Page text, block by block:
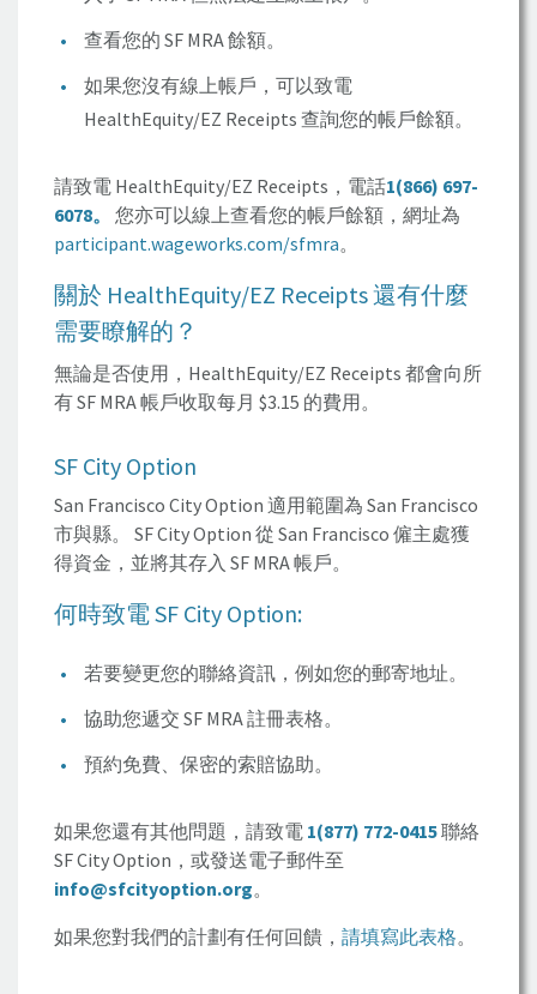
查看您的 SF MRA 餘額。
如果您沒有線上帳戶，可以致電
HealthEquity/EZ Receipts 查詢您的帳戶餘額。
請致電 HealthEquity/EZ Receipts，電話1(866) 697-
6078。
您亦可以線上查看您的帳戶餘額，網址為
participant.wageworks.com/sfmra。
關於 HealthEquity/EZ Receipts還有什麼
需要瞭解的？
無論是否使用， HealthEquity/EZ Receipts 都會向所
有 SF MRA 帳戶收取每月 $3.15 的費用。
SF City Option
San Francisco City Option 適用範圍為 San Francisco
市與縣。 SF City Option 從 San Francisco 僱主處獲
得資金，並將其存入 SF MRA帳戶。
何時致電SF City Option:
若要變更您的聯絡資訊，例如您的郵寄地址。
協助您遞交 SF MRA註冊表格。
預約免費、保密的索賠協助。
如果您還有其他問題，請致電 1(877) 772-0415聯絡
SF City Option， 或發送電子郵件至
info@sfcityoption.org。
如果您對我們的計劃有任何回饋， 請填寫此表格。